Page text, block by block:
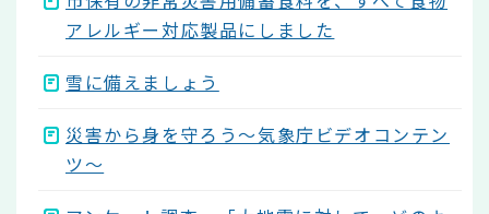
アレルギー対応製品にしました
雪に備えましょう
災害から身を守ろう～気象庁ビデオコンテン
ツ～